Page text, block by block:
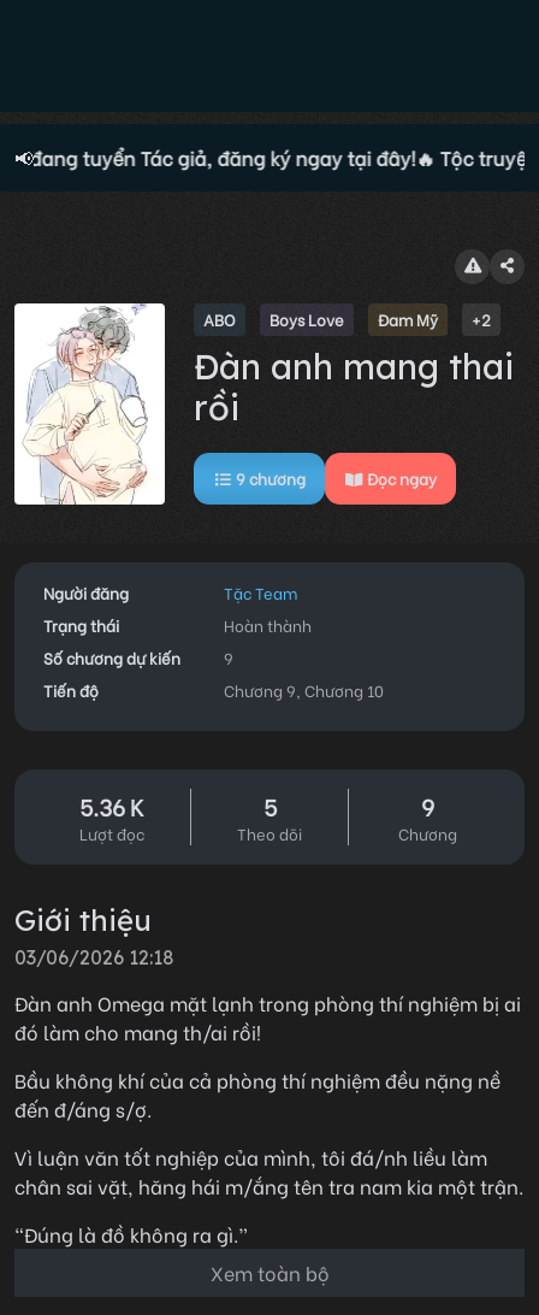
📢
đang tuyển Tác giả, đăng ký ngay tại đây!🔥 Tộc truyện
ABO Boys Love Đam Mỹ +2
Đàn anh mang thai
rồi
9chương Đọc ngay
Người đăng
Tặc Team
Trạng thái
Hoàn thành
Số chương dự kiến
9
Tiến độ
Chương 9, Chương 10
5.36 K
Lượt đọc
5
Theo dõi
9
Chương
Giới thiệu
03/06/2026 12:18
Đàn anh Omega mặt lạnh trong phòng thí nghiệm bị ai
đó làm cho mang th/ai rồi!
Bầu không khí của cả phòng thí nghiệm đều nặng nề
đến đ/áng s/ợ.
Vì luận văn tốt nghiệp của mình, tôi đá/nh liều làm
chân sai vặt, hăng hái m/ắng tên tra nam kia một trận.
“Đúng là đồ không ra gì.”
“Đàn anh nói cho em biết hắn là ai đi, em sẽ khiến nhà
Xem toàn bộ